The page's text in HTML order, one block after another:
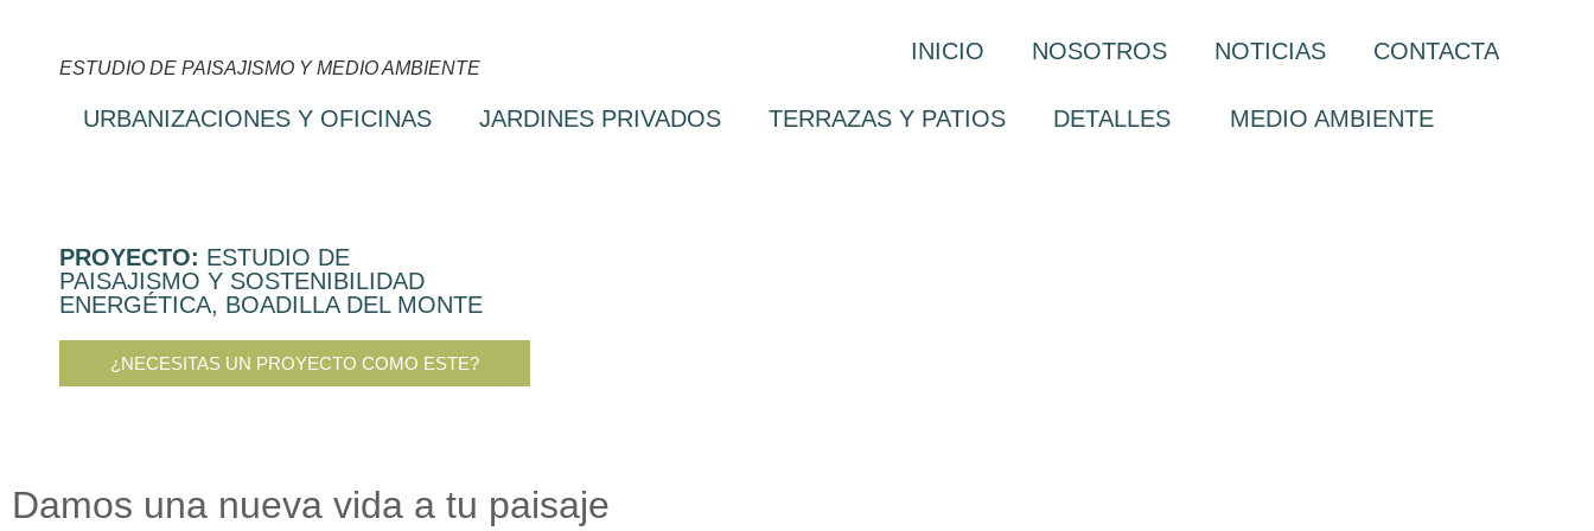
ESTUDIO DE PAISAJISMO Y MEDIO AMBIENTE
INICIO NOSOTROS NOTICIAS CONTACTA
URBANIZACIONES Y OFICINAS JARDINES PRIVADOS TERRAZAS Y PATIOS DETALLES MEDIO AMBIENTE
PROYECTO: ESTUDIO DE
PAISAJISMO Y SOSTENIBILIDAD
ENERGÉTICA, BOADILLA DEL MONTE
¿NECESITAS UN PROYECTO COMO ESTE?
Damos una nueva vida a tu paisaje